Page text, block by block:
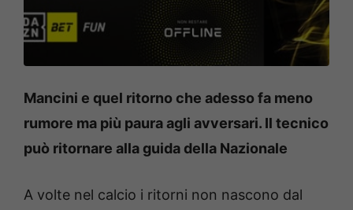
Mancini e quel ritorno che adesso fa meno
rumore ma più paura agli avversari. Il tecnico
può ritornare alla guida della Nazionale
A volte nel calcio i ritorni non nascono dal